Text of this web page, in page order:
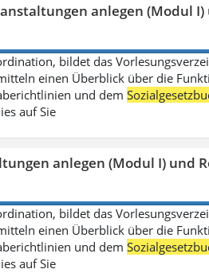
anlegen (Modul
bildet das
einen Überblick über die
und dem
auf Sie
anlegen (Modul I) und
bildet das
einen Überblick über die
und dem
auf Sie